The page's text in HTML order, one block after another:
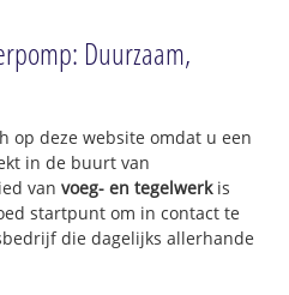
Duurzaam,
op deze website omdat u een
in de buurt van
van voeg- en tegelwerkis
startpunt om in contact te
die dagelijks allerhande